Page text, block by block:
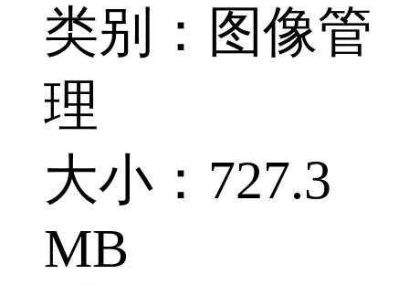
类别：图像管
理
大小：727.3
MB